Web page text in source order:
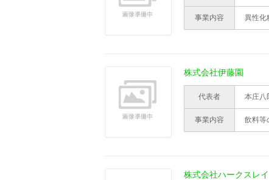
事業内容 異性化
株式会社伊藤園
代表者 本庄八
事業内容 飲料等
株式会社ハークスレイ